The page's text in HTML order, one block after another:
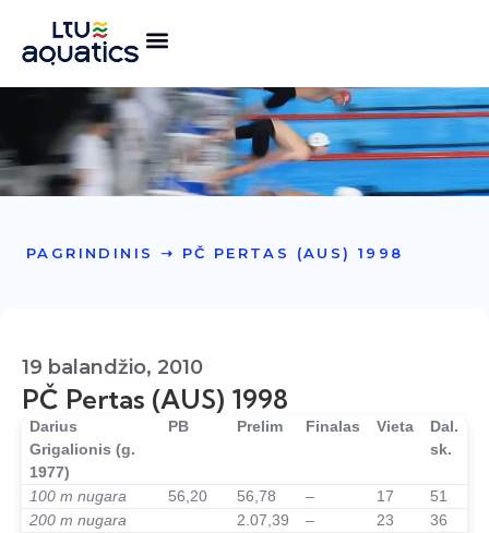
PAGRINDINIS ➝ PČ PERTAS (AUS) 1998
19 balandžio, 2010
PČ Pertas (AUS) 1998
Darius
Grigalionis (g.
1977)
PB Prelim Finalas Vieta
Dal.
sk.
100 m nugara 56,20 56,78 – 17
51
200 m nugara
2.07,39 – 23
36